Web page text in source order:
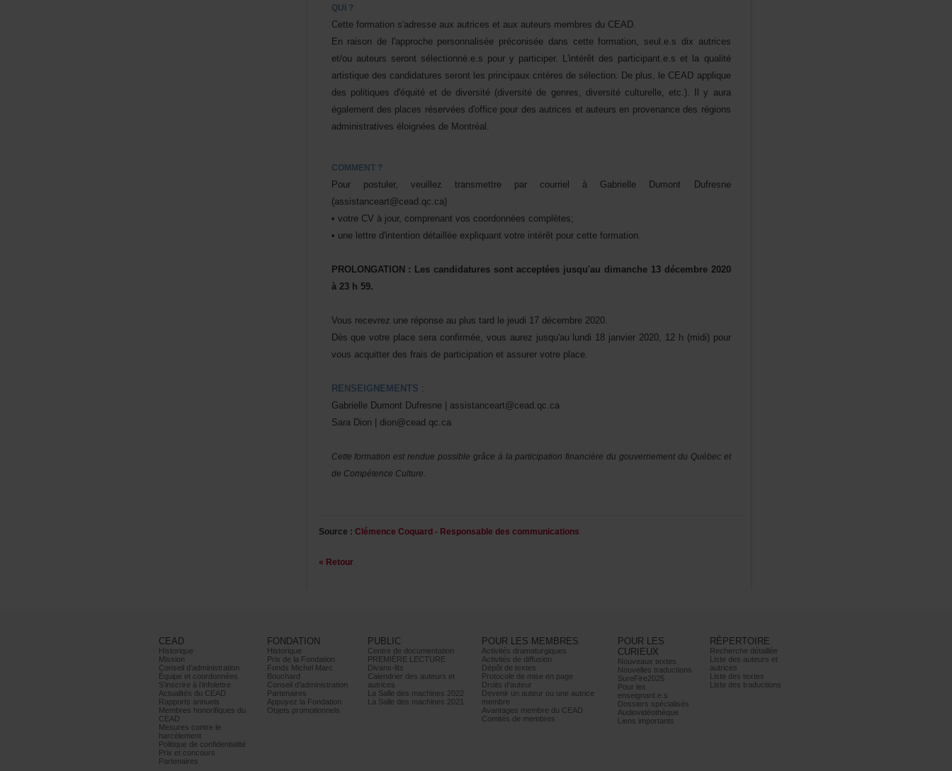
QUI?
Cetteformations'adresseauxautricesetauxauteursmembresduCEAD.
Enraisondel'approchepersonnaliséepréconiséedanscetteformation,seul.e.sdixautrices
et/ouauteursserontsélectionné.e.spouryparticiper.L'intérêtdesparticipant.e.setlaqualité
artistiquedescandidaturesserontlesprincipauxcritèresdesélection.Deplus,leCEADapplique
despolitiquesd'équitéetdediversité(diversitédegenres,diversitéculturelle,etc.).Ilyaura
égalementdesplacesréservéesd'officepourdesautricesetauteursenprovenancedesrégions
administrativeséloignéesdeMontréal.
COMMENT?
Pourpostuler,veuilleztransmettreparcourrielàGabrielleDumontDufresne
(assistanceart@cead.qc.ca)
•votreCVàjour,comprenantvoscoordonnéescomplètes;
•unelettred'intentiondétailléeexpliquantvotreintérêtpourcetteformation.
PROLONGATION:Lescandidaturessontacceptéesjusqu'audimanche13décembre2020
à23h59.
Vousrecevrezuneréponseauplustardlejeudi17décembre2020.
Dèsquevotreplaceseraconfirmée,vousaurezjusqu'aulundi18janvier2020,12h(midi)pour
vousacquitterdesfraisdeparticipationetassurervotreplace.
RENSEIGNEMENTS :
GabrielleDumontDufresne|assistanceart@cead.qc.ca
SaraDion|dion@cead.qc.ca
CetteformationestrenduepossiblegrâceàlaparticipationfinancièredugouvernementduQuébec et
deCompétenceCulture.
Source: ClémenceCoquard-Responsabledescommunications
«Retour
CEAD
Historique
Mission
Conseild’administration
Équipeetcoordonnées
S’inscrireàl’infolettre
ActualitésduCEAD
Rapportsannuels
Membreshonorifiquesdu
CEAD
Mesurescontrele
harcèlement
Politiquedeconfidentialité
Prixetconcours
Partenaires
FONDATION
Historique
PrixdelaFondation
FondsMichelMarc
Bouchard
Conseild’administration
Partenaires
AppuyezlaFondation
Objetspromotionnels
PUBLIC
Centrededocumentation
PREMIÈRELECTURE
Divans-lits
Calendrierdesauteurset
autrices
LaSalledesmachines2022
LaSalledesmachines2021
POURLESMEMBRES
Activitésdramaturgiques
Activitésdediffusion
Dépôtdetextes
Protocoledemiseenpage
Droitsd’auteur
Devenirunauteurouuneautrice
membre
AvantagesmembreduCEAD
Comitésdemembres
POURLES
CURIEUX
Nouveauxtextes
Nouvellestraductions
SureFire2025
Pourles
enseignant.e.s
Dossiersspécialisés
Audiovidéothèque
Liensimportants
RÉPERTOIRE
Recherchedétaillée
Listedesauteurset
autrices
Listedestextes
Listedestraductions